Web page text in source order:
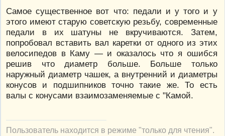
Самое существенное вот что: педали и у того и у
этого имеют старую советскую резьбу, современные
педали в их шатуны не вкручиваются. Затем,
попробовал вставить вал каретки от одного из этих
велосипедов в Каму — и оказалось что я ошибся
решив что диаметр больше. Больше только
наружный диаметр чашек, а внутренний и диаметры
конусов и подшипников точно такие же. То есть
валы с конусами взаимозаменяемые с "Камой.
Пользователь находится в режиме "только для чтения".